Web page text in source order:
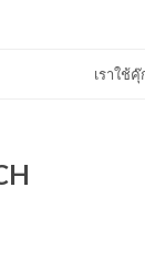
เราใช้